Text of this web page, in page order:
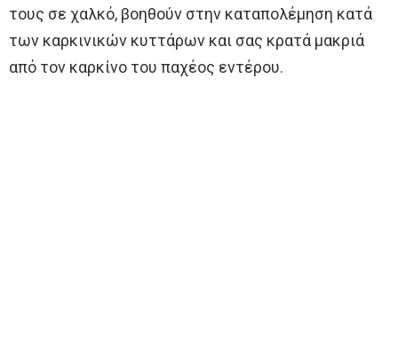
τους σε χαλκό, βοηθούν στην καταπολέμηση κατά
των καρκινικών κυττάρων και σας κρατά μακριά
από τον καρκίνο του παχέος εντέρου.